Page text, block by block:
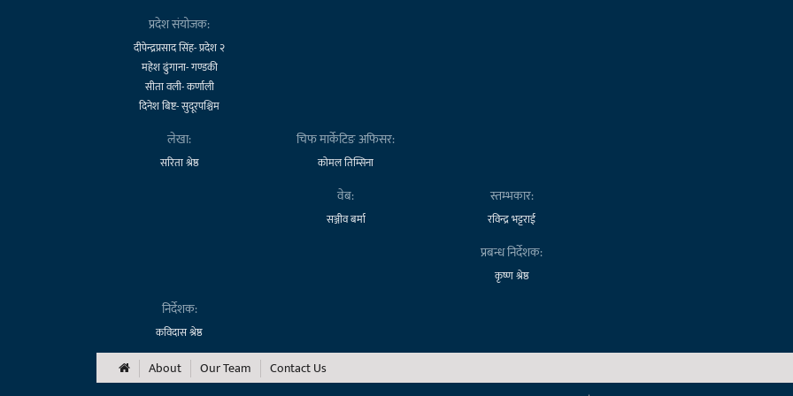
प्रदेश संयोजक:
दीपेन्द्रप्रसाद सिंह- प्रदेश २
महेश ढुंगाना- गण्डकी
सीता वली- कर्णाली
दिनेश बिष्ट- सुदूरपश्चिम
लेखा:
सरिता श्रेष्ठ
चिफ मार्केटिङ अफिसर:
कोमल तिम्सिना
वेब:
सञ्जीव बर्मा
स्तम्भकार:
रविन्द्र भट्टराई
प्रबन्ध निर्देशक:
कृष्ण श्रेष्ठ
निर्देशक:
कविदास श्रेष्ठ
About Our Team Contact Us